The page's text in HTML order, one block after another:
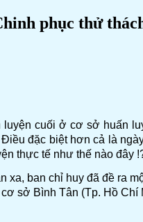
phục thử
cuối ở cơ sở huấn
đặc biệt hơn cả là
thực tế như thế nào
ban chỉ huy đã đề ra
sở Bình Tân (Tp. Hồ Chí